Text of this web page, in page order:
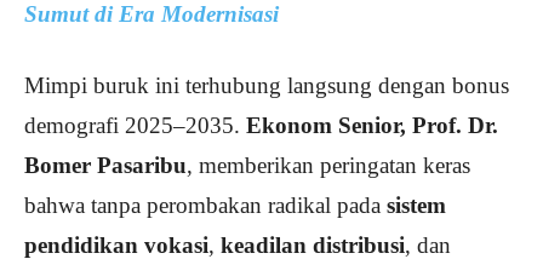
Sumut di Era Modernisasi
Mimpi buruk ini terhubung langsung dengan bonus
demografi 2025–2035. Ekonom Senior, Prof. Dr.
Bomer Pasaribu, memberikan peringatan keras
bahwa tanpa perombakan radikal pada sistem
pendidikan vokasi, keadilan distribusi, dan